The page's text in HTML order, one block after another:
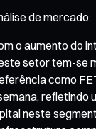
de mercado:
o aumento do
setor tem-se
como
refletindo
neste